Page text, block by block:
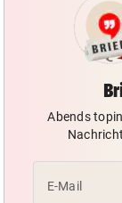
Abends
E-Mail